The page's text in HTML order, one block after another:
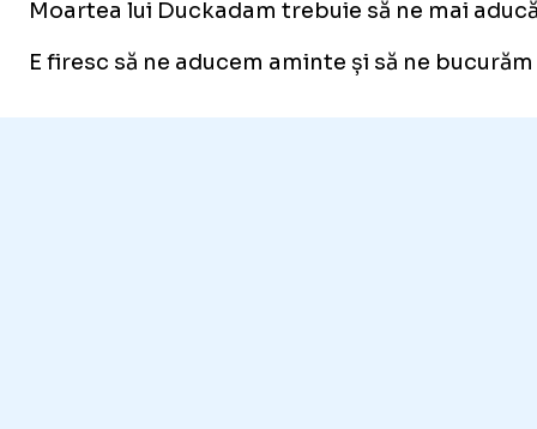
Moartea lui Duckadam trebuie să ne mai
E firesc să ne aducem aminte și să ne